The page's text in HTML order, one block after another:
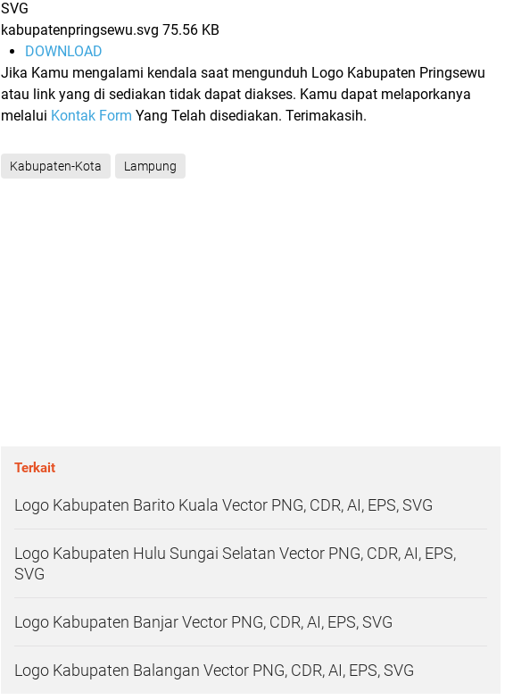
SVG
kabupatenpringsewu.svg 75.56 KB
DOWNLOAD
Jika Kamu mengalami kendala saat mengunduh Logo Kabupaten Pringsewu
atau link yang di sediakan tidak dapat diakses. Kamu dapat melaporkanya
melalui Kontak Form Yang Telah disediakan. Terimakasih.
Kabupaten-Kota Lampung
Terkait
Logo Kabupaten Barito Kuala Vector PNG, CDR, AI, EPS, SVG
Logo Kabupaten Hulu Sungai Selatan Vector PNG, CDR, AI, EPS,
SVG
Logo Kabupaten Banjar Vector PNG, CDR, AI, EPS, SVG
Logo Kabupaten Balangan Vector PNG, CDR, AI, EPS, SVG